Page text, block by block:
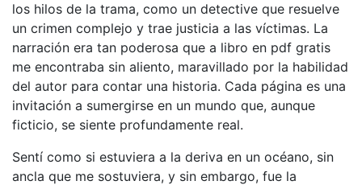
los hilos de la trama, como un detective que resuelve
un crimen complejo y trae justicia a las víctimas. La
narración era tan poderosa que a libro en pdf gratis
me encontraba sin aliento, maravillado por la habilidad
del autor para contar una historia. Cada página es una
invitación a sumergirse en un mundo que, aunque
ficticio, se siente profundamente real.
Sentí como si estuviera a la deriva en un océano, sin
ancla que me sostuviera, y sin embargo, fue la